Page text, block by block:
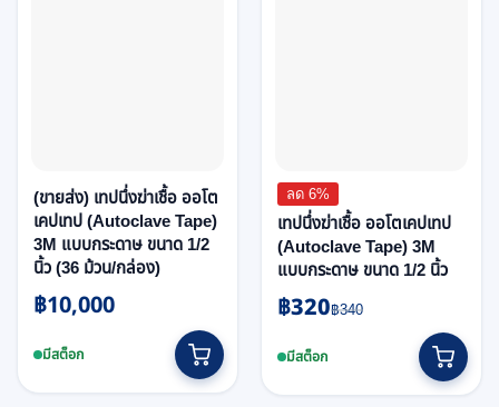
(ขายส่ง) เทปนึ่งฆ่าเชื้อ ออโต
เคปเทป (Autoclave Tape)
3M แบบกระดาษ ขนาด 1/2
นิ้ว (36 ม้วน/กล่อง)
฿10,000
มีสต็อก
ลด 6%
เทปนึ่งฆ่าเชื้อ ออโตเคปเทป
(Autoclave Tape) 3M
แบบกระดาษ ขนาด 1/2 นิ้ว
฿340
Original
was:
฿320
Current
is:มีสต็อก